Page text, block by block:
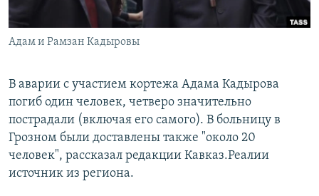
СОЦИАЛЬНЫЕ СЕТИ
Все сайты РСЕ/РС
Адам и Рамзан Кадыровы
В аварии с участием кортежа Адама Кадырова
погиб один человек, четверо значительно
пострадали (включая его самого). В больницу в
Грозном были доставлены также "около 20
человек", рассказал редакции Кавказ.Реалии
источник из региона.